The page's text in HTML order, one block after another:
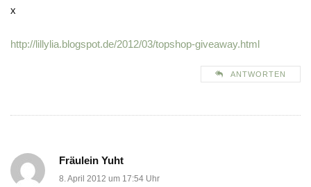
x
http://lillylia.blogspot.de/2012/03/topshop-giveaway.html
ANTWORTEN
Fräulein Yuht
8. April 2012 um 17:54 Uhr